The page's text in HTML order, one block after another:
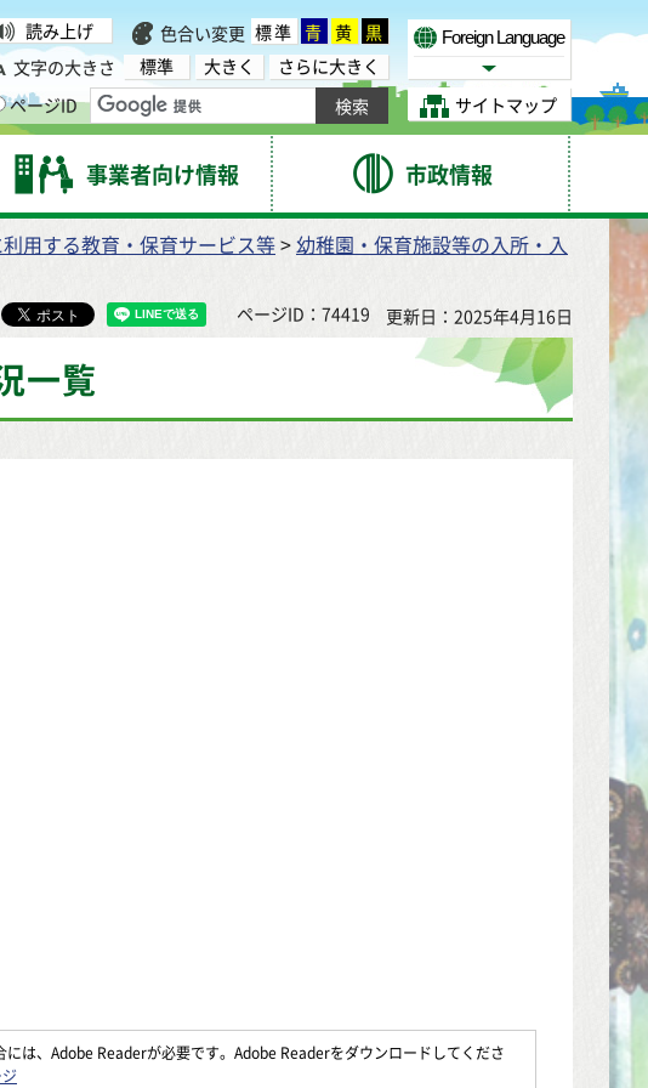
読み上げ 色合い変更 標準 青 黄 黒
文字の大きさ
標準 大きく
さらに大きく
ページID
Foreign Language
Select Language
サイトマップ
事業者向け情報 市政情報
用する教育・保育サービス等>幼稚園・保育施設等の入所・入
ページID：74419 更新日：2025年4月16日
一覧
には、Adobe Readerが必要です。Adobe Readerをダウンロードしてくださ